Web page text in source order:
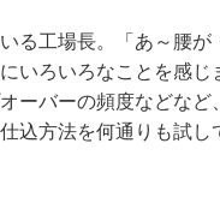
る工場長。「あ～腰が
いろいろなことを感
ーバーの頻度などなど
込方法を何通りも試